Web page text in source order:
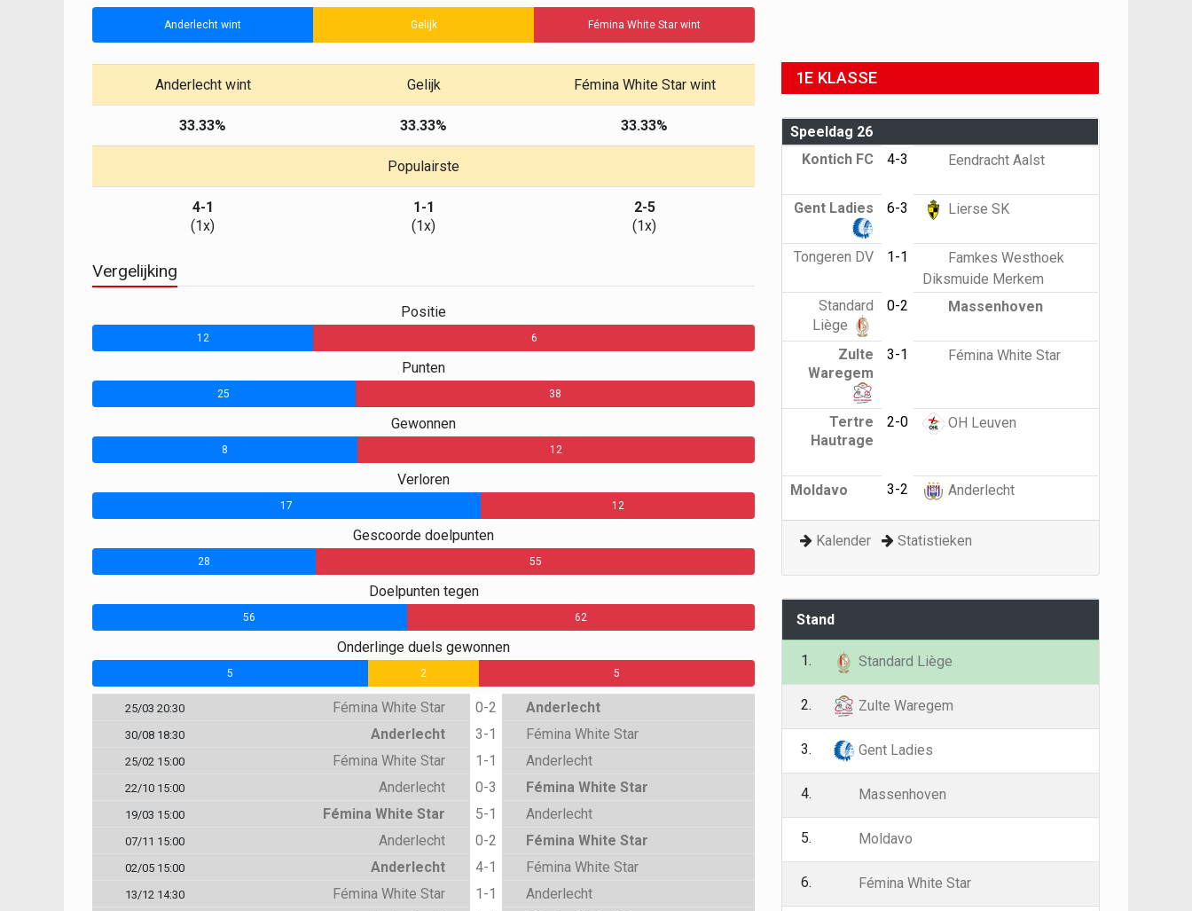
Anderlecht wint Gelijk Fémina White Star wint
Anderlecht wint Gelijk Fémina White Star wint
33.33% 33.33% 33.33%
Populairste
4-1
(1x)
1-1
(1x)
2-5
(1x)
Vergelijking
Positie
12 6
Punten
25 38
Gewonnen
8 12
Verloren
17 12
Gescoorde doelpunten
28 55
Doelpunten tegen
56 62
Onderlinge duels gewonnen
5 2 5
25/03 20:30 Fémina White Star 0-2 Anderlecht
30/08 18:30 Anderlecht 3-1 Fémina White Star
25/02 15:00 Fémina White Star 1-1 Anderlecht
22/10 15:00 Anderlecht 0-3 Fémina White Star
19/03 15:00 Fémina White Star 5-1 Anderlecht
07/11 15:00 Anderlecht 0-2 Fémina White Star
02/05 15:00 Anderlecht 4-1 Fémina White Star
13/12 14:30 Fémina White Star 1-1 Anderlecht
1E KLASSE
Speeldag 26
Kontich FC
4-3 Eendracht Aalst
Gent Ladies 6-3 Lierse SK
Tongeren DV 1-1
Famkes Westhoek
Diksmuide Merkem
Standard
Liège
0-2 Massenhoven
Zulte
Waregem
3-1 Fémina White Star
Tertre
Hautrage
2-0 OH Leuven
Moldavo 3-2 Anderlecht
Kalender Statistieken
Stand
1. Standard Liège
2. Zulte Waregem
3. Gent Ladies
4. Massenhoven
5. Moldavo
6. Fémina White Star